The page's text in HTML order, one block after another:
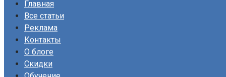
Главная
Все статьи
Реклама
Контакты
О блоге
Скидки